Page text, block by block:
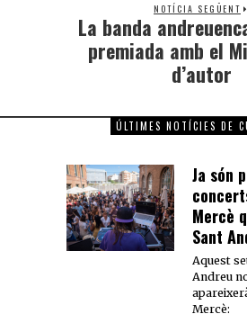
NOTÍCIA SEGÜENT
La banda
premiada amb el
d’autor
ÚLTIMES NOTÍCIES DE
Ja són
Mercè
Sant
Aquest
Andreu
Mercè: